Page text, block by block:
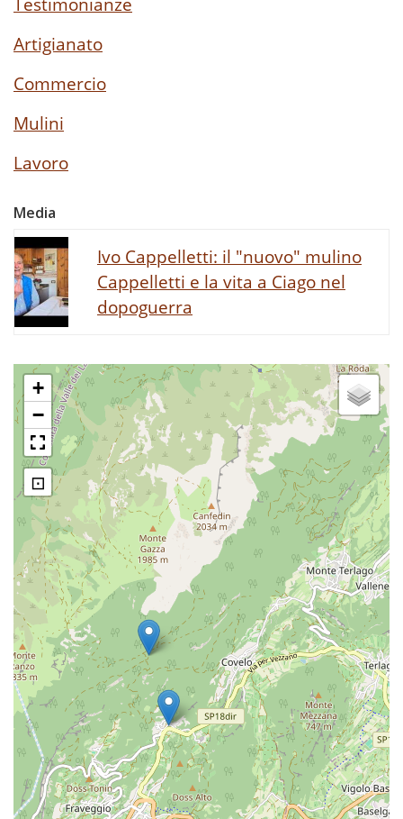
Artigianato
Commercio
Mulini
Lavoro
Media
Ivo Cappelletti: il "nuovo" mulino
Cappelletti e la vita a Ciago nel
dopoguerra
+
−
⊡